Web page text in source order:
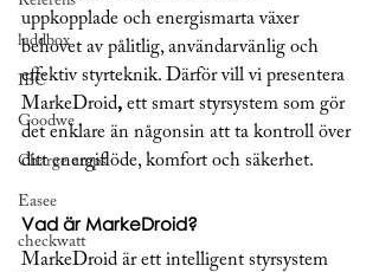
laddbox
IBC
Goodwe
Charge amps
Easee
checkwatt
uppkopplade och energismarta växer
behovet av pålitlig, användarvänlig och
effektiv styrteknik. Därför vill vi presentera
MarkeDroid, ett smart styrsystem som gör
det enklare än någonsin att ta kontroll över
ditt energiflöde, komfort och säkerhet.
Vad är MarkeDroid?
MarkeDroid är ett intelligent styrsystem